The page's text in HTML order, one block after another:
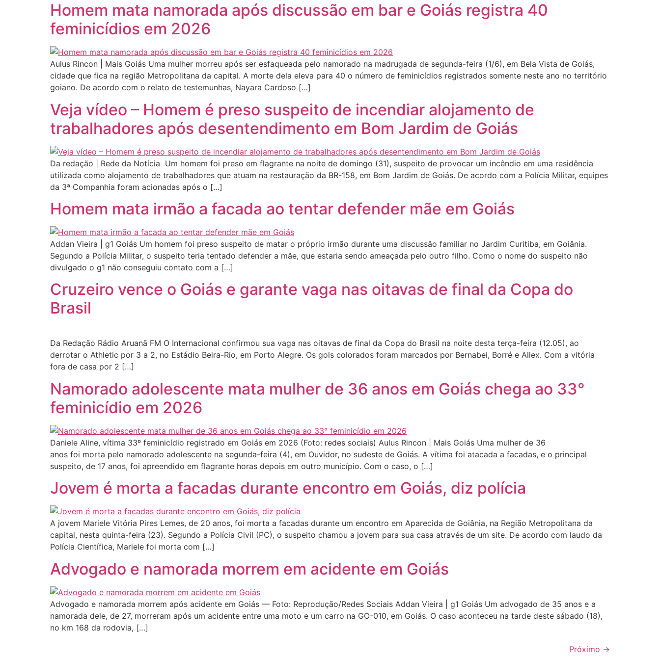
Homem mata namorada após discussão em bar e Goiás registra 40
feminicídios em 2026
Aulus Rincon | Mais Goiás Uma mulher morreu após ser esfaqueada pelo namorado na madrugada de segunda-feira (1/6), em Bela Vista de Goiás,
cidade que fica na região Metropolitana da capital. A morte dela eleva para 40 o número de feminicídios registrados somente neste ano no território
goiano. De acordo com o relato de testemunhas, Nayara Cardoso […]
Veja vídeo – Homem é preso suspeito de incendiar alojamento de
trabalhadores após desentendimento em Bom Jardim de Goiás
Da redação | Rede da Notícia Um homem foi preso em flagrante na noite de domingo (31), suspeito de provocar um incêndio em uma residência
utilizada como alojamento de trabalhadores que atuam na restauração da BR-158, em Bom Jardim de Goiás. De acordo com a Polícia Militar, equipes
da 3ª Companhia foram acionadas após o […]
Homem mata irmão a facada ao tentar defender mãe em Goiás
Addan Vieira | g1 Goiás Um homem foi preso suspeito de matar o próprio irmão durante uma discussão familiar no Jardim Curitiba, em Goiânia.
Segundo a Polícia Militar, o suspeito teria tentado defender a mãe, que estaria sendo ameaçada pelo outro filho. Como o nome do suspeito não
divulgado o g1 não conseguiu contato com a […]
Cruzeiro vence o Goiás e garante vaga nas oitavas de final da Copa do
Brasil
Da Redação Rádio Aruanã FM O Internacional confirmou sua vaga nas oitavas de final da Copa do Brasil na noite desta terça-feira (12.05), ao
derrotar o Athletic por 3 a 2, no Estádio Beira-Rio, em Porto Alegre. Os gols colorados foram marcados por Bernabei, Borré e Allex. Com a vitória
fora de casa por 2 […]
Namorado adolescente mata mulher de 36 anos em Goiás chega ao 33°
feminicídio em 2026
Daniele Aline, vítima 33º feminicídio registrado em Goiás em 2026 (Foto: redes sociais) Aulus Rincon | Mais Goiás Uma mulher de 36
anos foi morta pelo namorado adolescente na segunda-feira (4), em Ouvidor, no sudeste de Goiás. A vítima foi atacada a facadas, e o principal
suspeito, de 17 anos, foi apreendido em flagrante horas depois em outro município. Com o caso, o […]
Jovem é morta a facadas durante encontro em Goiás, diz polícia
A jovem Mariele Vitória Pires Lemes, de 20 anos, foi morta a facadas durante um encontro em Aparecida de Goiânia, na Região Metropolitana da
capital, nesta quinta-feira (23). Segundo a Polícia Civil (PC), o suspeito chamou a jovem para sua casa através de um site. De acordo com laudo da
Polícia Científica, Mariele foi morta com […]
Advogado e namorada morrem em acidente em Goiás
Advogado e namorada morrem após acidente em Goiás — Foto: Reprodução/Redes Sociais Addan Vieira | g1 Goiás Um advogado de 35 anos e a
namorada dele, de 27, morreram após um acidente entre uma moto e um carro na GO-010, em Goiás. O caso aconteceu na tarde deste sábado (18),
no km 168 da rodovia, […]
Próximo →